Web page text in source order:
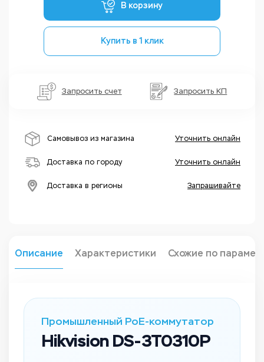
В корзину
Купить в 1 клик
Запросить счет Запросить КП
Самовывоз из магазина Уточнить онлайн
Доставка по городу Уточнить онлайн
Доставка в регионы Запрашивайте
Описание Характеристики Схожие по
Промышленный PoE-коммутатор
Hikvision DS-3T0310P